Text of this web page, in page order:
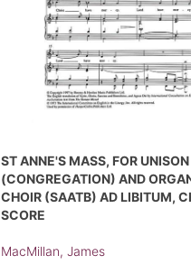
ST ANNE'S MASS, FOR
(CONGREGATION) AND
CHOIR (SAATB) AD LIBITUM,
SCORE
MacMillan, James